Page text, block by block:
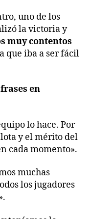
uno de los
la victoria y
muy contentos
que iba a ser fácil
en
lo hace. Por
y el mérito del
cada momento».
muchas
los jugadores